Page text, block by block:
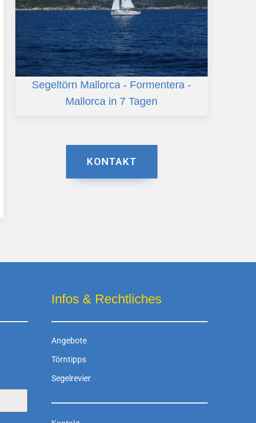
Segeltörn Mallorca - Formentera -
Mallorca in 7 Tagen
KONTAKT
Infos & Rechtliches
Angebote
Törntipps
Segelrevier